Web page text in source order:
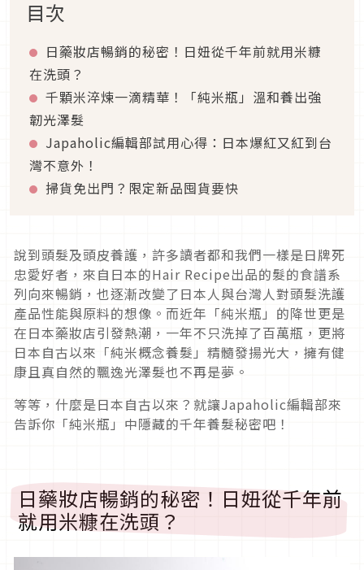
目次
日藥妝店暢銷的秘密！日妞從千年前就用米糠
在洗頭？
千顆米淬煉一滴精華！「純米瓶」溫和養出強
韌光澤髮
Japaholic編輯部試用心得：日本爆紅又紅到台
灣不意外！
掃貨免出門？限定新品囤貨要快
說到頭髮及頭皮養護，許多讀者都和我們一樣是日牌死
忠愛好者，來自日本的Hair Recipe出品的髮的食譜系
列向來暢銷，也逐漸改變了日本人與台灣人對頭髮洗護
產品性能與原料的想像。而近年「純米瓶」的降世更是
在日本藥妝店引發熱潮，一年不只洗掉了百萬瓶，更將
日本自古以來「純米概念養髮」精髓發揚光大，擁有健
康且真自然的飄逸光澤髮也不再是夢。
等等，什麼是日本自古以來？就讓Japaholic編輯部來
告訴你「純米瓶」中隱藏的千年養髮秘密吧！
日藥妝店暢銷的秘密！日妞從千年前
就用米糠在洗頭？